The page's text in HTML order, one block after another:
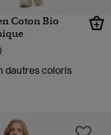
Coton Bio
dautres coloris